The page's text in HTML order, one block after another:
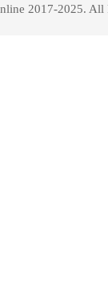
2017-2025. All